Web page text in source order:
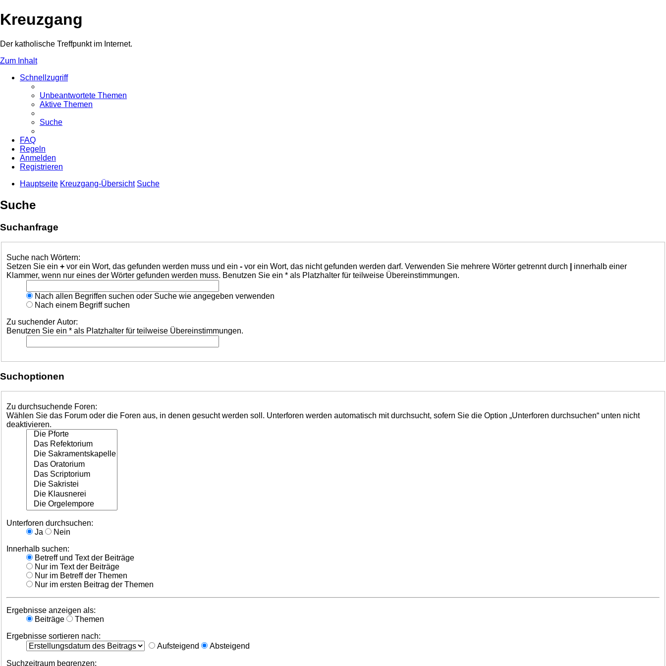
Kreuzgang
Der katholische Treffpunkt im Internet.
Zum Inhalt
Schnellzugriff
Unbeantwortete Themen
Aktive Themen
Suche
FAQ
Regeln
Anmelden
Registrieren
Hauptseite Kreuzgang-Übersicht Suche
Suche
Suchanfrage
Suche nach Wörtern:
Setzen Sie ein + vor ein Wort, das gefunden werden muss und ein - vor ein Wort, das nicht gefunden werden darf. Verwenden Sie mehrere Wörter getrennt durch
innerhalb einer
Klammer, wenn nur eines der Wörter gefunden werden muss. Benutzen Sie ein * als Platzhalter für teilweise Übereinstimmungen.
Nach allen Begriffen suchen oder Suche wie angegeben verwenden
Nach einem Begriff suchen
Zu suchender Autor:
Benutzen Sie ein * als Platzhalter für teilweise Übereinstimmungen.
Suchoptionen
Zu durchsuchende Foren:
Wählen Sie das Forum oder die Foren aus, in denen gesucht werden soll. Unterforen werden automatisch mit durchsucht, sofern Sie die Option „Unterforen durchsuchen“ unten nicht
deaktivieren.
Unterforen durchsuchen:
Ja
Nein
Innerhalb suchen:
Betreff und Text der Beiträge
Nur im Text der Beiträge
Nur im Betreff der Themen
Nur im ersten Beitrag der Themen
Ergebnisse anzeigen als:
Beiträge
Themen
Ergebnisse sortieren nach:
Aufsteigend
Absteigend
Suchzeitraum begrenzen: